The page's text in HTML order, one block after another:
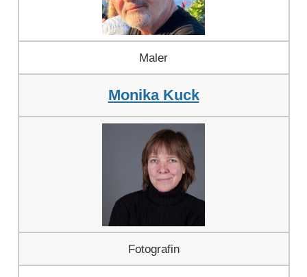
Maler
Monika Kuck
Fotografin